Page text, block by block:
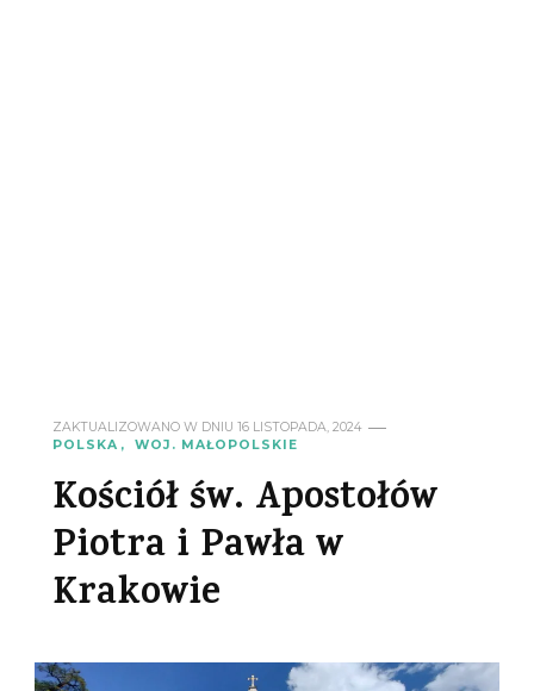
ZAKTUALIZOWANO W DNIU 16 LISTOPADA, 2024
POLSKA
WOJ. MAŁOPOLSKIE
Kościół św. Apostołów
Piotra i Pawła w
Krakowie